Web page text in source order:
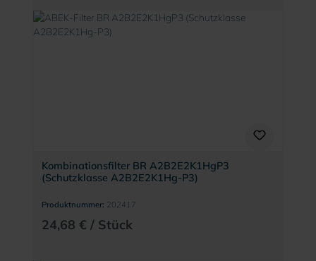
Kombinationsfilter BR A2B2E2K1HgP3
(Schutzklasse A2B2E2K1Hg-P3)
Produktnummer: 202417
24,68 € / Stück